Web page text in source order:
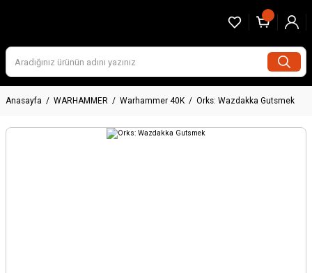
Anasayfa WARHAMMER Warhammer 40K Orks: Wazdakka Gutsmek